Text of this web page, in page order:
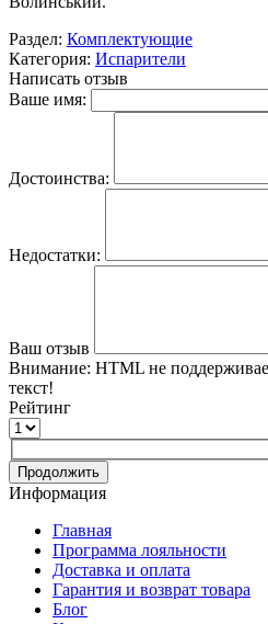
Раздел: Комплектующие
Категория: Испарители
Написать отзыв
Ваше имя:
Достоинства:
Недостатки:
Ваш отзыв
Внимание: HTML не
текст!
Рейтинг
Продолжить
Информация
Главная
Программа лояльности
Доставка и оплата
Гарантия и возврат товара
Блог